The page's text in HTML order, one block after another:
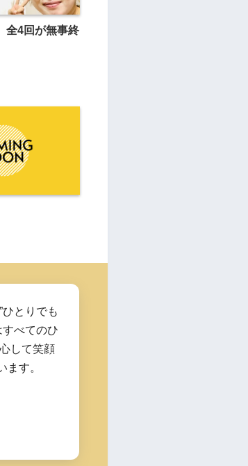
全4回が無事終
とりでも
べてのひ
して笑顔
す。